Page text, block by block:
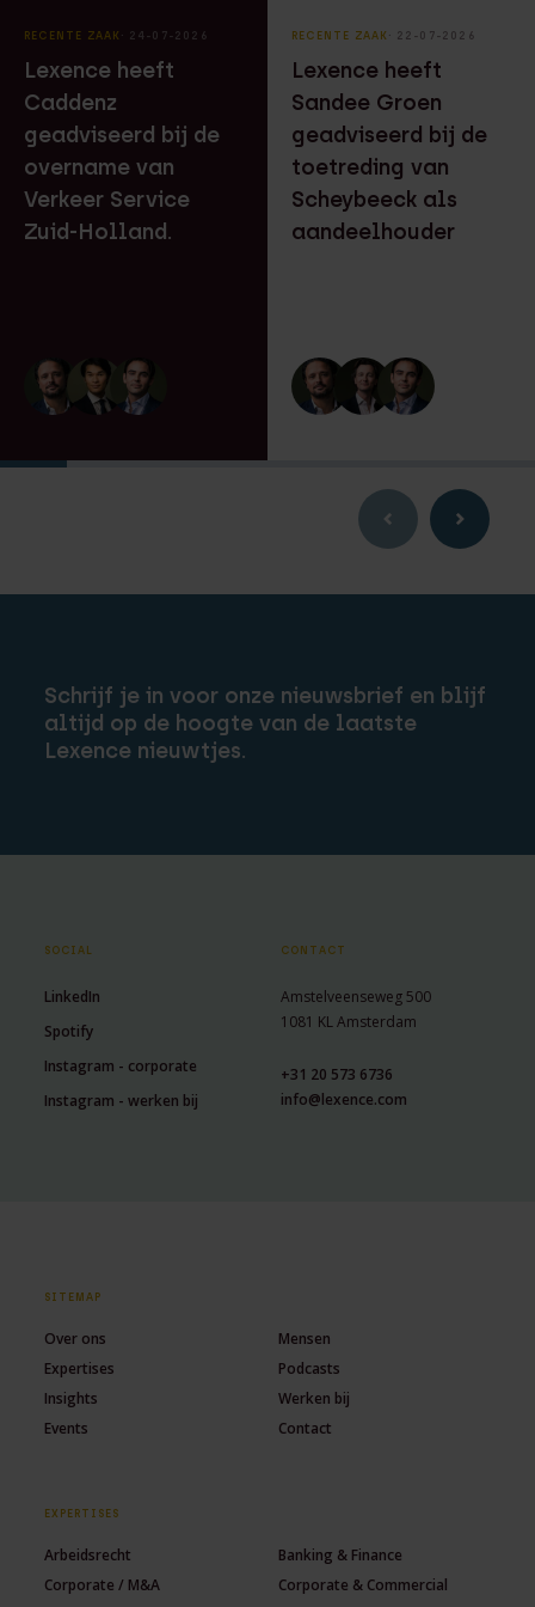
RECENTE ZAAK ⸱ 24-07-2026
Lexence heeft
Caddenz
geadviseerd bij de
overname van
Verkeer Service
Zuid-Holland.
RECENTE ZAAK ⸱ 22-07-2026
Lexence heeft
Sandee Groen
geadviseerd bij de
toetreding van
Scheybeeck als
aandeelhouder
Schrijf je in voor onze nieuwsbrief en blijf
altijd op de hoogte van de laatste
Lexence nieuwtjes.
SOCIAL
LinkedIn
Spotify
Instagram - corporate
Instagram - werken bij
CONTACT
Amstelveenseweg 500
1081 KL Amsterdam
+31 20 573 6736
info@lexence.com
SITEMAP
Over ons
Mensen
Expertises
Podcasts
Insights
Werken bij
Events
Contact
EXPERTISES
Arbeidsrecht
Banking & Finance
Corporate / M&A
Corporate & Commercial